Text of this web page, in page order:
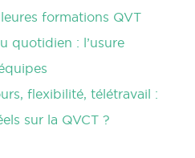
formations QVT
quotidien : l’usure
flexibilité, télétravail :
sur la QVCT ?